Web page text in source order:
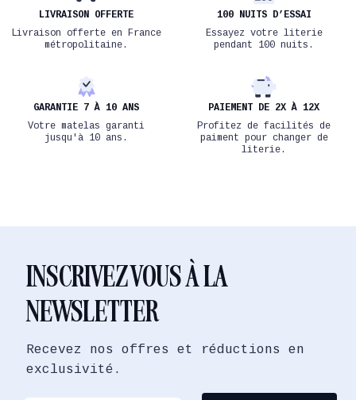
LIVRAISON OFFERTE
Livraison offerte en France
métropolitaine.
100 NUITS D’ESSAI
Essayez votre literie
pendant 100 nuits.
GARANTIE 7 À 10 ANS
Votre matelas garanti
jusqu'à 10 ans.
PAIEMENT DE 2X À 12X
Profitez de facilités de
paiment pour changer de
literie.
INSCRIVEZ VOUS À LA
NEWSLETTER
Recevez nos offres et réductions en
exclusivité.